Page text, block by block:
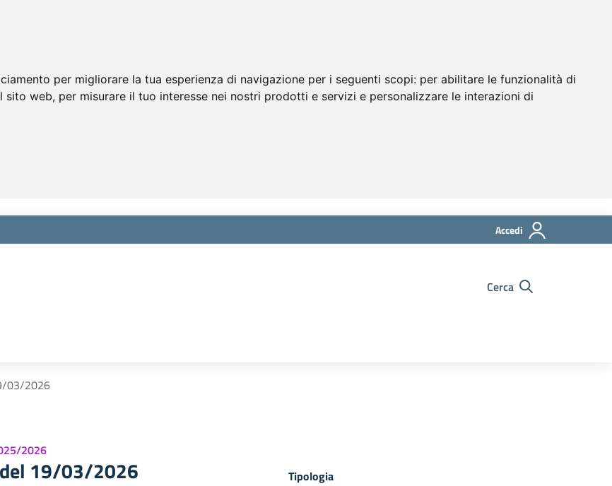
per migliorare la tua esperienza di navigazione per i seguenti scopi: per abilitare le funzionalità di
sito web, per misurare il tuo interesse nei nostri prodotti e servizi e personalizzare le interazioni di
Accedi
Cerca
03/2026
2026
19/03/2026 Tipologia